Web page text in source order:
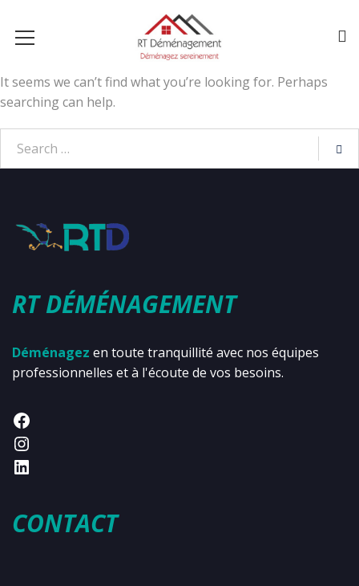
It seems we can’t find what you’re looking for. Perhaps
searching can help.
RT DÉMÉNAGEMENT
Déménagez en toute tranquillité avec nos équipes
professionnelles et à l'écoute de vos besoins.
CONTACT